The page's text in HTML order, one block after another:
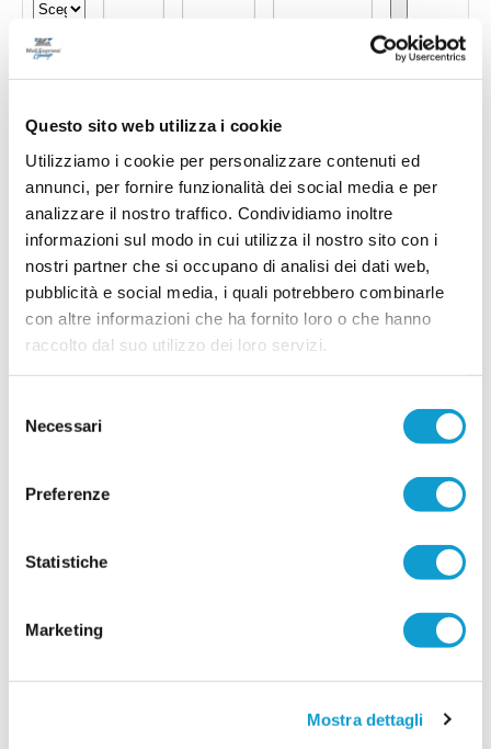
Questo sito web utilizza i cookie
Utilizziamo i cookie per personalizzare contenuti ed
annunci, per fornire funzionalità dei social media e per
analizzare il nostro traffico. Condividiamo inoltre
informazioni sul modo in cui utilizza il nostro sito con i
nostri partner che si occupano di analisi dei dati web,
pubblicità e social media, i quali potrebbero combinarle
con altre informazioni che ha fornito loro o che hanno
raccolto dal suo utilizzo dei loro servizi.
delNecessari
Preferenze
Statistiche
Marketing
Mostra dettagli
Invia !